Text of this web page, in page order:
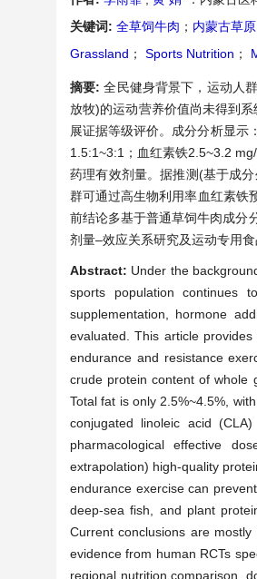
关键词: 全草饲牛肉 ； 内蒙古草原
Grassland ； Sports Nutrition ；
摘要:全民健身背景下，运动人
放牧)的运动营养价值尚未得到
展证据等级评价。成分分析显示
1.5:1~3:1；血红素铁2.5~3.2
药理有效剂量。据推测(基于成
群可通过高生物利用率血红素铁
前结论多基于普通草饲牛肉成分
剂量–效应关系研究及运动专用
Abstract: Under the
sports population continues
supplementation, hormone
evaluated. This article
endurance and resistance
crude protein content of whole
Total fat is only 2.5%~4.5%,
conjugated linoleic acid
pharmacological effective
extrapolation) high-quality
endurance exercise can
deep-sea fish, and plant
Current conclusions are
evidence from human RCTs
regional nutrition comparison,